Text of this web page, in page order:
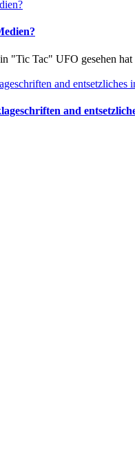
"Tic Tac" UFO gesehen hat
and